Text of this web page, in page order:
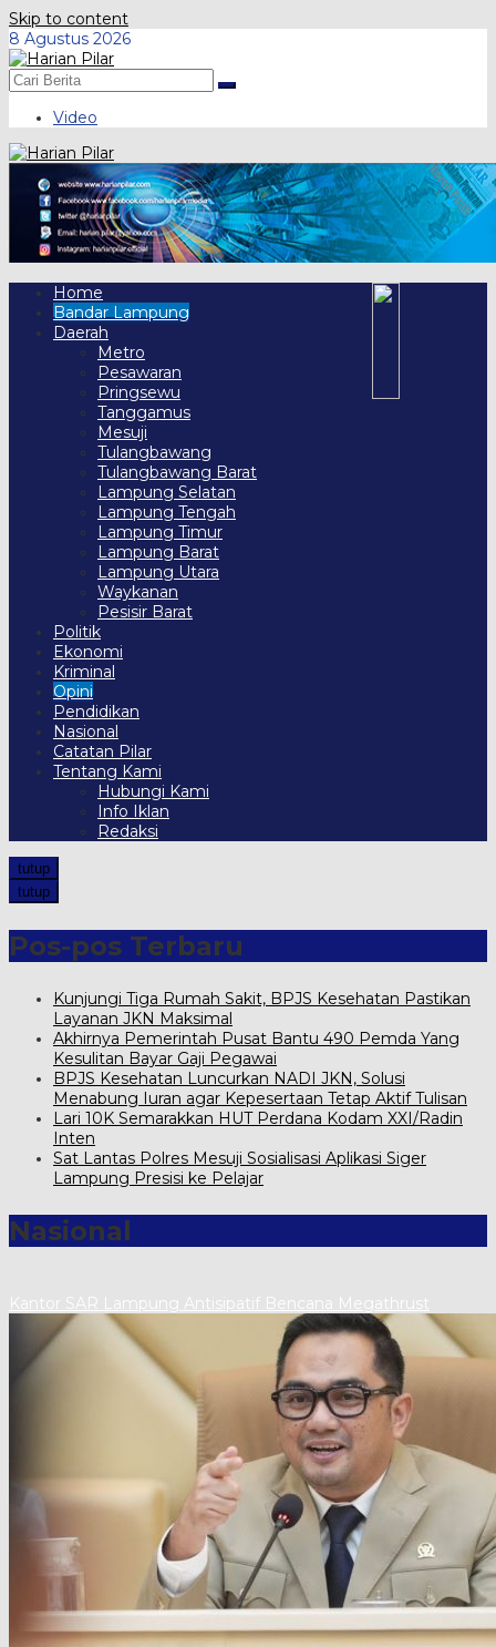
Skip to content
8 Agustus 2026
Video
Home
Bandar Lampung
Daerah
Metro
Pesawaran
Pringsewu
Tanggamus
Mesuji
Tulangbawang
Tulangbawang Barat
Lampung Selatan
Lampung Tengah
Lampung Timur
Lampung Barat
Lampung Utara
Waykanan
Pesisir Barat
Politik
Ekonomi
Kriminal
Opini
Pendidikan
Nasional
Catatan Pilar
Tentang Kami
Hubungi Kami
Info Iklan
Redaksi
tutup
tutup
Pos-pos Terbaru
Kunjungi Tiga Rumah Sakit, BPJS Kesehatan Pastikan
Layanan JKN Maksimal
Akhirnya Pemerintah Pusat Bantu 490 Pemda Yang
Kesulitan Bayar Gaji Pegawai
BPJS Kesehatan Luncurkan NADI JKN, Solusi
Menabung Iuran agar Kepesertaan Tetap Aktif Tulisan
Lari 10K Semarakkan HUT Perdana Kodam XXI/Radin
Inten
Sat Lantas Polres Mesuji Sosialisasi Aplikasi Siger
Lampung Presisi ke Pelajar
Nasional
Kantor SAR Lampung Antisipatif Bencana Megathrust